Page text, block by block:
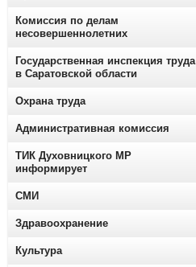
Комиссия по делам
несовершеннолетних
Государственная инспекция труда
в Саратовской области
Охрана труда
Административная комиссия
ТИК Духовницкого МР
информирует
СМИ
Здравоохранение
Культура